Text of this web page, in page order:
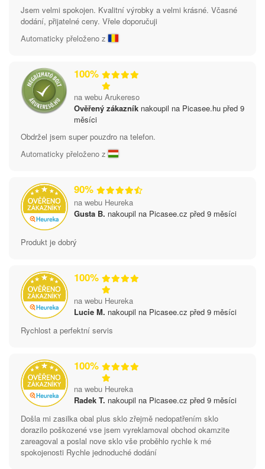
Jsem velmi spokojen. Kvalitní výrobky a velmi krásné. Včasné
dodání, přijatelné ceny. Vřele doporučuji
Automaticky přeloženo z
100%
na webu Arukereso
Ověřený zákazník nakoupil na Picasee.hu před 9
měsíci
Obdržel jsem super pouzdro na telefon.
Automaticky přeloženo z
90%
na webu Heureka
Gusta B. nakoupil na Picasee.cz před 9 měsíci
Produkt je dobrý
100%
na webu Heureka
Lucie M. nakoupil na Picasee.cz před 9 měsíci
Rychlost a perfektní servis
100%
na webu Heureka
Radek T. nakoupil na Picasee.cz před 9 měsíci
Došla mi zasilka obal plus sklo zřejmě nedopatřením sklo
dorazilo poškozené vse jsem vyreklamoval obchod okamzite
zareagoval a poslal nove sklo vše proběhlo rychle k mé
spokojenosti Rychle jednoduché dodání